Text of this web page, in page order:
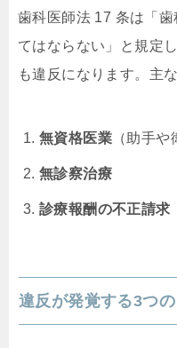
歯科医師法 17 条は「
てはならない」と規定
も違反になります。主
無資格医業 （助手
無診察治療
診療報酬の不正請求
違反が発覚する3つ